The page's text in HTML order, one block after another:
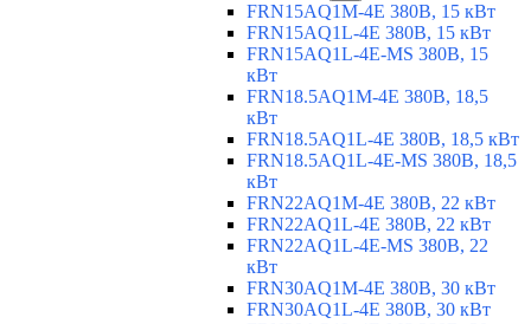
FRN15AQ1M-4E 380В, 15 кВт
FRN15AQ1L-4E 380В, 15 кВт
FRN15AQ1L-4E-MS 380В, 15
кВт
FRN18.5AQ1M-4E 380В, 18,5
кВт
FRN18.5AQ1L-4E 380В, 18,5 кВт
FRN18.5AQ1L-4E-MS 380В, 18,5
кВт
FRN22AQ1M-4E 380В, 22 кВт
FRN22AQ1L-4E 380В, 22 кВт
FRN22AQ1L-4E-MS 380В, 22
кВт
FRN30AQ1M-4E 380В, 30 кВт
FRN30AQ1L-4E 380В, 30 кВт